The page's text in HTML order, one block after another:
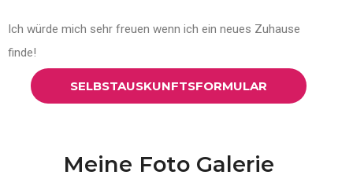
Ich würde mich sehr freuen wenn ich ein neues Zuhause
finde!
SELBSTAUSKUNFTSFORMULAR
Meine Foto Galerie